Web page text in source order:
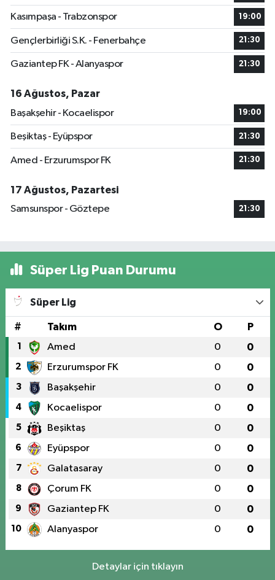
Kasımpaşa - Trabzonspor 19:00
Gençlerbirliği S.K. - Fenerbahçe 21:30
Gaziantep FK - Alanyaspor 21:30
16 Ağustos, Pazar
Başakşehir - Kocaelispor
19:00
Beşiktaş - Eyüpspor 21:30
Amed - Erzurumspor FK 21:30
17 Ağustos, Pazartesi
Samsunspor - Göztepe
21:30
Süper Lig Puan Durumu
Süper Lig
# Takım O P
1 Amed 0 0
2 Erzurumspor FK 0 0
3 Başakşehir 0 0
4 Kocaelispor 0 0
5 Beşiktaş 0 0
6 Eyüpspor 0 0
7 Galatasaray 0 0
8 Çorum FK 0 0
9 Gaziantep FK 0 0
10 Alanyaspor 0 0
Detaylar için tıklayın